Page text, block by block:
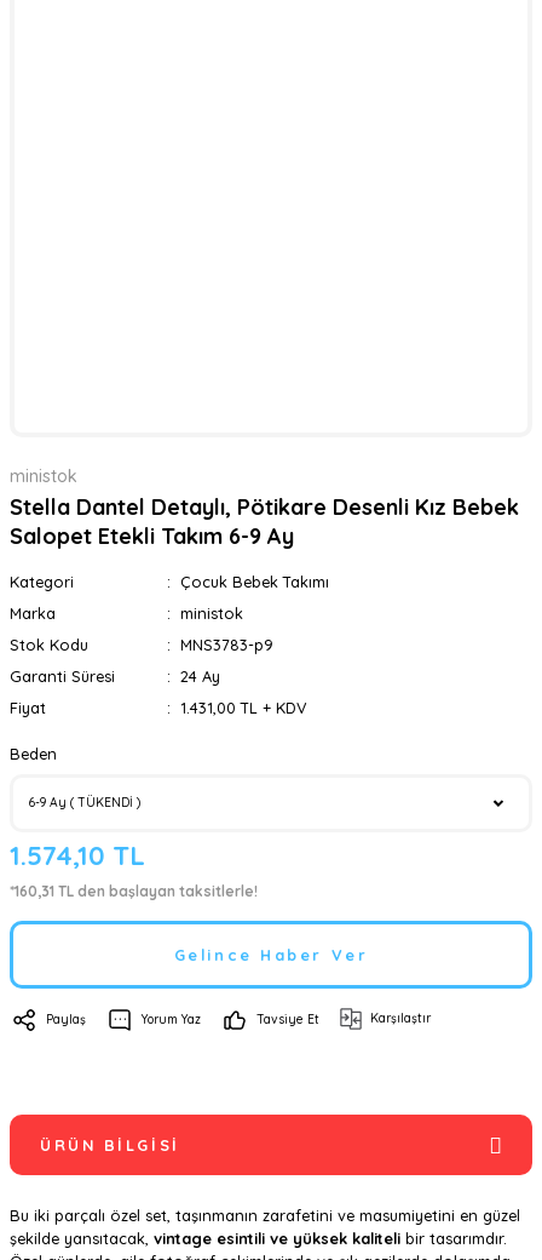
ministok
Stella Dantel Detaylı, Pötikare Desenli Kız Bebek
Salopet Etekli Takım 6-9 Ay
Kategori
Çocuk Bebek Takımı
Marka
ministok
Stok Kodu
MNS3783-p9
Garanti Süresi
24 Ay
Fiyat
1.431,00 TL + KDV
Beden
1.574,10 TL
*160,31 TL den başlayan taksitlerle!
Gelince Haber Ver
Paylaş Yorum Yaz Tavsiye Et Karşılaştır
ÜRÜN BILGISI
Bu iki parçalı özel set, taşınmanın zarafetini ve masumiyetini en güzel
şekilde yansıtacak, vintage esintili ve yüksek kaliteli bir tasarımdır.